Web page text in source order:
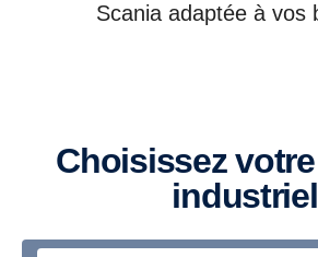
Scania adaptée à vos
Choisissez votre moteur
industriel